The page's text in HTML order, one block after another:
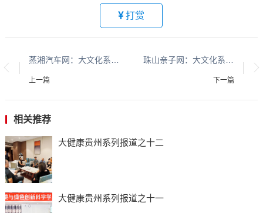
打赏
上一篇 下一篇
相关推荐
大健康贵州系列报道之十二
大健康贵州系列报道之十一